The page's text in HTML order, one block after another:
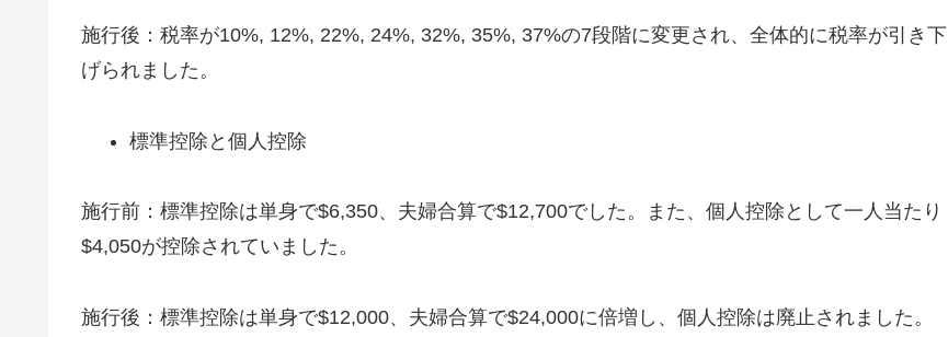
施行後：税率が10%, 12%, 22%, 24%, 32%, 35%, 37%の7段階に変更され、全体的に税率が引き下
げられました。
標準控除と個人控除
施行前：標準控除は単身で$6,350、夫婦合算で$12,700でした。また、個人控除として一人当たり
$4,050が控除されていました。
施行後：標準控除は単身で$12,000、夫婦合算で$24,000に倍増し、個人控除は廃止されました。